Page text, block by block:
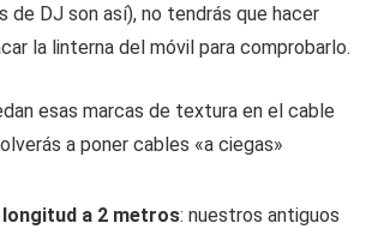
de DJ son así), no tendrás que hacer
la linterna del móvil para comprobarlo.
esas marcas de textura en el cable
a poner cables «a ciegas»
a 2 metros: nuestros antiguos